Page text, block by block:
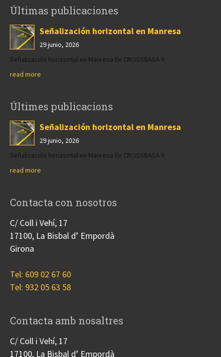
Últimas publicaciones
Señalización horizontal en Manresa
29 junio, 2026
Señalización horizontal en Manresa En CROSSBASA h
read more
Últimes publicacions
Señalización horizontal en Manresa
29 junio, 2026
Señalización horizontal en Manresa En CROSSBASA h
read more
Contacta con nosotros
C/ Coll i Vehí, 17
17100, La Bisbal d’ Empordà
Girona
Tel: 609 02 67 60
Tel: 932 05 63 58
Contacta amb nosaltres
C/ Coll i Vehí, 17
17100, La Bisbal d’ Empordà